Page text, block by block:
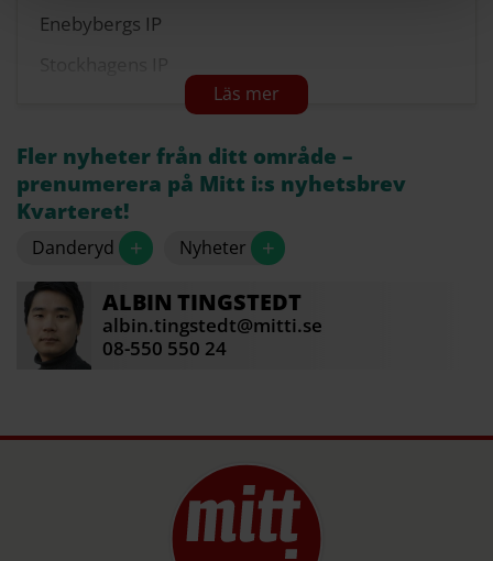
Enebybergs IP
Kevinge strand, vid golfklubben
Framnäsviken
Grusplanen mellan Lillkalmarvägen och
koloniträdgårdarna
Källa: Danderyds kommun
Fler nyheter från ditt område –
prenumerera på Mitt i:s nyhetsbrev
Kvarteret!
Danderyd + Nyheter +
ALBIN TINGSTEDT
albin.tingstedt@mitti.se
08-550 550 24